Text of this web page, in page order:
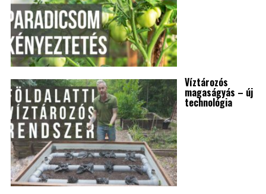
Víztározós
magaságyás – új
technológia